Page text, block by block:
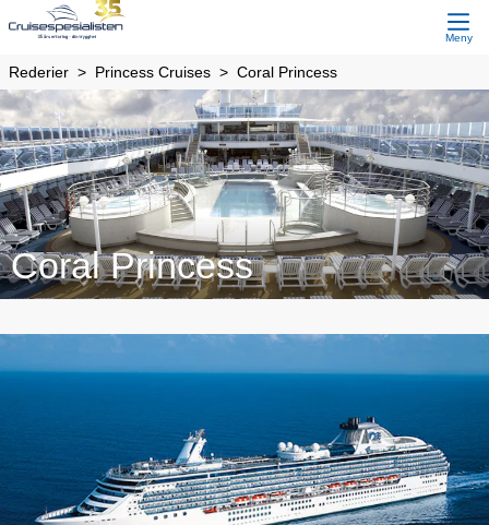
Meny
Rederier Princess Cruises Coral Princess
Coral Princess